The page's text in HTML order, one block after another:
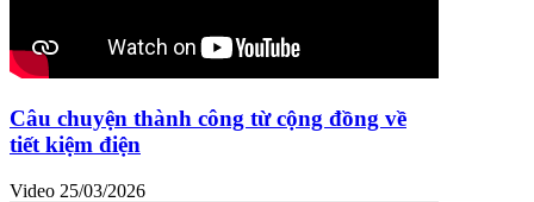
Câu chuyện thành công từ cộng đồng về
tiết kiệm điện
Video 25/03/2026